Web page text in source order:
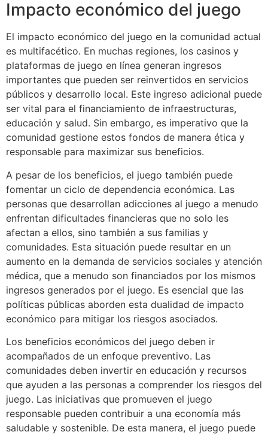
Impacto económico del juego
El impacto económico del juego en la comunidad actual
es multifacético. En muchas regiones, los casinos y
plataformas de juego en línea generan ingresos
importantes que pueden ser reinvertidos en servicios
públicos y desarrollo local. Este ingreso adicional puede
ser vital para el financiamiento de infraestructuras,
educación y salud. Sin embargo, es imperativo que la
comunidad gestione estos fondos de manera ética y
responsable para maximizar sus beneficios.
A pesar de los beneficios, el juego también puede
fomentar un ciclo de dependencia económica. Las
personas que desarrollan adicciones al juego a menudo
enfrentan dificultades financieras que no solo les
afectan a ellos, sino también a sus familias y
comunidades. Esta situación puede resultar en un
aumento en la demanda de servicios sociales y atención
médica, que a menudo son financiados por los mismos
ingresos generados por el juego. Es esencial que las
políticas públicas aborden esta dualidad de impacto
económico para mitigar los riesgos asociados.
Los beneficios económicos del juego deben ir
acompañados de un enfoque preventivo. Las
comunidades deben invertir en educación y recursos
que ayuden a las personas a comprender los riesgos del
juego. Las iniciativas que promueven el juego
responsable pueden contribuir a una economía más
saludable y sostenible. De esta manera, el juego puede